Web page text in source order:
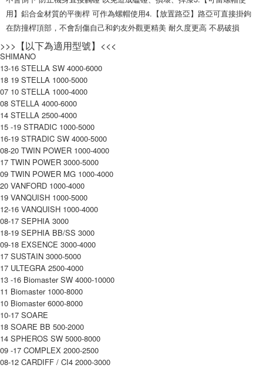
2.透過簡訊連結打開帳單後，可選擇「超商條碼／台灣大直營門市／銀行轉
帳／街口支付／iPASS MONEY」等通路繳費。
【注意事項】
1.本服務係由「台灣大哥大股份有限公司」（以下簡稱本公司）所提供，讓
買賣價金債權讓與本公司後，依約使用本公司帳單繳交帳款。
2.基於同意付款使用「大哥付你分期」之契約關係目的，商店將以您的個人
資料（包含姓名、電話或地址）提供予台灣大哥大進項蒐集、處理及利用，
由本公司與您本人進行分期帳單所需資料之確認、核對及更正。
3.完整用戶服務條款，請詳閱以下連結：
１．於結帳方式選擇「AFTEE先享後付」後，將跳轉至「AFTEE先享後付」
結帳頁面，進行簡訊認證並確認金額後，即可完成結帳。
２．訂單成立數日內，您將收到繳費通知簡訊。
ATM／網路銀行／等多元方式進行付款，方視為交易完成。
※ 請注意：結帳手續完成當下不需立刻繳費，但若您需要取消訂單，請聯絡
購買商品的店家。未經商家同意取消之訂單仍視為有效，需透過AFTEE先享
後付繳納相關費用。
※ 交易是否成功請以「AFTEE先享後付 」之結帳頁面顯示為準，若有關於
是否繳費成功／繳費後需取消欲退款等相關疑問，請聯繫「AFTEE先享後付
【注意事項】
１．透過由恩沛科技股份有限公司提供之「AFTEE先享後付」服務完成之交
易，需依本服務之必要範圍內提供個人資料，並將交易相關給付款項請求債
權轉讓予恩沛科技股份有限公司。
２．關於個人資料處理事宜，請瀏覽以下網址：
https://aftee.tw/terms/#terms3
３．未成年的使用者請事先徵得法定代理人或監護人之同意方可使用
「AFTEE先享後付」，若未經同意申辦者引起之損失，本公司不負相關責
４．使用「AFTEE先享後付」時，將依據個別帳號之用戶狀況，依本公司即
時審查核予不同之上限額度；若仍有額度不足之情形，本公司將視審查結果
請求用戶進行身份認證。
５．嚴禁一人註冊多個帳號或使用他人資訊註冊。若發現惡意使用之情形，
恩沛科技股份有限公司將有權停止該用戶之使用額度並採取法律行動。
每筆NT$60，滿NT$1,200(含以上)免運費
每筆NT$60，滿NT$1,200(含以上)免運費
7-11取貨付款
每筆NT$60，滿NT$1,200(含以上)免運費
付款後7-11取貨
每筆NT$60，滿NT$1,200(含以上)免運費
一般宅配（門市自取請勿下單，請聯繫客服）
每筆NT$100，滿NT$2,000(含以上)免運費
離島一般宅配
每筆NT$200，滿NT$2,000(含以上)免運費
貨到付款（門市自取請勿下單，請聯繫客服）
國家/地區配送(**下單前請私訊客服確認實際運費(運費另
計)，訂單才得以成立**)
用】鋁合金材質的平衡桿 可作為螺帽使用4.【放置路亞】路亞可直接掛鉤
在防撞桿頂部，不會刮傷自己和釣友外觀更精美 耐久度更高 不易破損
>>>【以下為適用型號】<<<
SHIMANO
13-16 STELLA SW 4000-6000
18 19 STELLA 1000-5000
07 10 STELLA 1000-4000
08 STELLA 4000-6000
14 STELLA 2500-4000
15 -19 STRADIC 1000-5000
16-19 STRADIC SW 4000-5000
08-20 TWIN POWER 1000-4000
17 TWIN POWER 3000-5000
09 TWIN POWER MG 1000-4000
20 VANFORD 1000-4000
19 VANQUISH 1000-5000
12-16 VANQUISH 1000-4000
08-17 SEPHIA 3000
18-19 SEPHIA BB/SS 3000
09-18 EXSENCE 3000-4000
17 SUSTAIN 3000-5000
17 ULTEGRA 2500-4000
13 -16 Biomaster SW 4000-10000
11 Biomaster 1000-8000
10 Biomaster 6000-8000
10-17 SOARE
18 SOARE BB 500-2000
14 SPHEROS SW 5000-8000
09 -17 COMPLEX 2000-2500
08-12 CARDIFF / CI4 2000-3000